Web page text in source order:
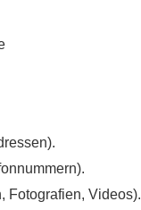
Fotografien, Videos).